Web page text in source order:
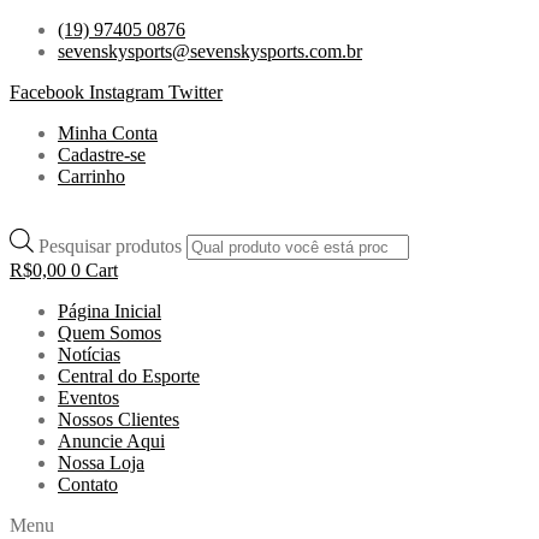
(19) 97405 0876
sevenskysports@sevenskysports.com.br
Facebook Instagram Twitter
Minha Conta
Cadastre-se
Carrinho
Pesquisar produtos
R$0,00 0 Cart
Página Inicial
Quem Somos
Notícias
Central do Esporte
Eventos
Nossos Clientes
Anuncie Aqui
Nossa Loja
Contato
Menu